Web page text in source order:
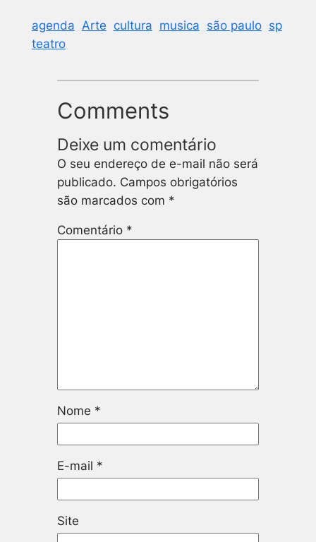
agenda Arte cultura musica são paulo sp
teatro
Comments
Deixe um comentário
O seu endereço de e-mail não será
publicado. Campos obrigatórios
são marcados com *
Comentário *
Nome *
E-mail *
Site